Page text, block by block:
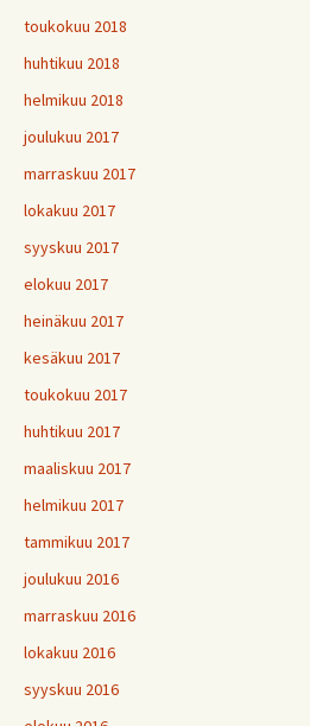
toukokuu 2018
huhtikuu 2018
helmikuu 2018
joulukuu 2017
marraskuu 2017
lokakuu 2017
syyskuu 2017
elokuu 2017
heinäkuu 2017
kesäkuu 2017
toukokuu 2017
huhtikuu 2017
maaliskuu 2017
helmikuu 2017
tammikuu 2017
joulukuu 2016
marraskuu 2016
lokakuu 2016
syyskuu 2016